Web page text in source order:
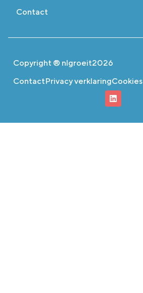
Contact
Copyright ® nlgroeit2026
ContactPrivacy verklaringCookies